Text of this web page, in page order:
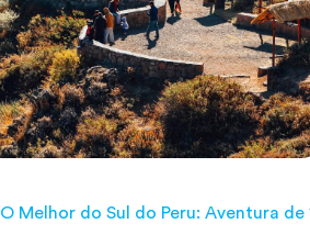
O Melhor do Sul do Peru: Aventura de